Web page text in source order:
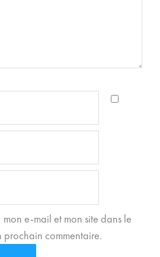
mon e-mail et mon site dans le
commentaire.